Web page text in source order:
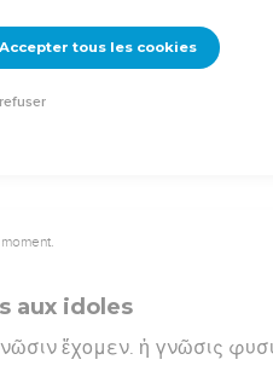
the Society of Biblical Literature and
aux idoles
ἔχομεν. ἡ γνῶσις
Accepter tous les cookies